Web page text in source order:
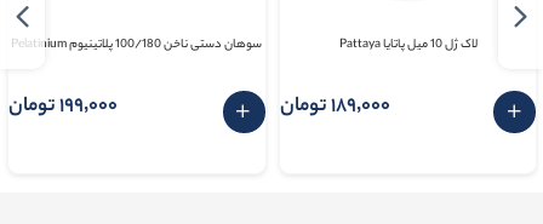
لاک ژل 10 میل پاتایا Pattaya
189٬000 تومان
سوهان دستی ناخن 100/180 پلاتینیوم Pelatinium
199٬000 تومان